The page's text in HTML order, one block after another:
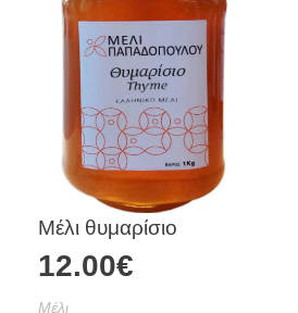
Μέλι θυμαρίσιο
12.00€
Mέλι